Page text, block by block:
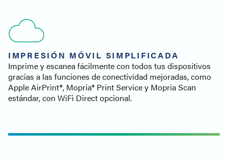
IMPRESIÓN MÓVIL SIMPLIFICADA
Imprime y escanea fácilmente con todos tus dispositivos
gracias a las funciones de conectividad mejoradas, como
Apple AirPrint®, Mopria® Print Service y Mopria Scan
estándar, con WiFi Direct opcional.